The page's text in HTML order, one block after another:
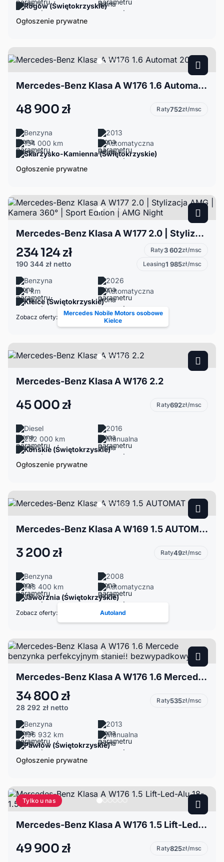
Rogów (Świętokrzyskie)
Ogłoszenie prywatne
Mercedes-Benz Klasa A W176 1.6 Automat 2013r
48 900 zł Raty752zł/msc
Benzyna
2013
154 000 km
Automatyczna
Skarżysko-Kamienna (Świętokrzyskie)
Ogłoszenie prywatne
Mercedes-Benz Klasa A W177 2.0 | Stylizacja AMG | Kamera 360° | Sport Edition | AMG Night
234 124 zł
190 344 zł netto
Raty3 602zł/msc
Leasing1 985zł/msc
Benzyna
2026
4 km
Automatyczna
Kielce (Świętokrzyskie)
Zobacz oferty:
Mercedes Nobile Motors osobowe
Kielce
Mercedes-Benz Klasa A W176 2.2
45 000 zł Raty692zł/msc
Diesel
2016
232 000 km
Manualna
Końskie (Świętokrzyskie)
Ogłoszenie prywatne
Mercedes-Benz Klasa A W169 1.5 AUTOMAT
3 200 zł Raty49zł/msc
Benzyna
2008
143 400 km
Automatyczna
Jaworznia (Świętokrzyskie)
Zobacz oferty: Autoland
Mercedes-Benz Klasa A W176 1.6 Mercede benzynka perfekcyjnym stanie!! bezwypadkowy
34 800 zł
28 292 zł netto
Raty535zł/msc
Benzyna
2013
196 932 km
Manualna
Pawłów (Świętokrzyskie)
Ogłoszenie prywatne
Tylko u nas
Mercedes-Benz Klasa A W176 1.5 Lift-Led-Alu 18-1.5d
49 900 zł Raty825zł/msc